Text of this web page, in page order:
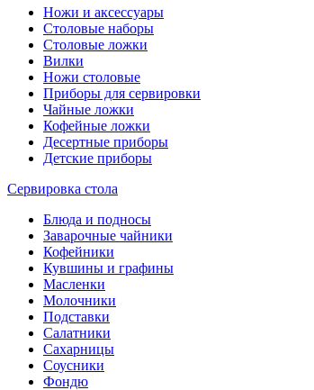
Ножи и аксессуары
Столовые наборы
Столовые ложки
Вилки
Ножи столовые
Приборы для сервировки
Чайные ложки
Кофейные ложки
Десертные приборы
Детские приборы
Сервировка стола
Блюда и подносы
Заварочные чайники
Кофейники
Кувшины и графины
Масленки
Молочники
Подставки
Салатники
Сахарницы
Соусники
Фондю